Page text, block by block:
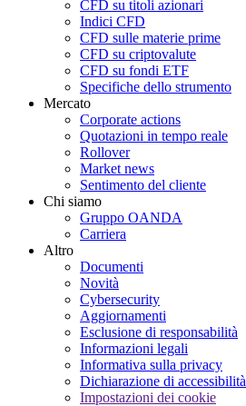
CFD su titoli azionari
Indici CFD
CFD sulle materie prime
CFD su criptovalute
CFD su fondi ETF
Specifiche dello strumento
Mercato
Corporate actions
Quotazioni in tempo reale
Rollover
Market news
Sentimento del cliente
Chi siamo
Gruppo OANDA
Carriera
Altro
Documenti
Novità
Cybersecurity
Aggiornamenti
Esclusione di responsabilità
Informazioni legali
Informativa sulla privacy
Dichiarazione di accessibilità
Impostazioni dei cookie